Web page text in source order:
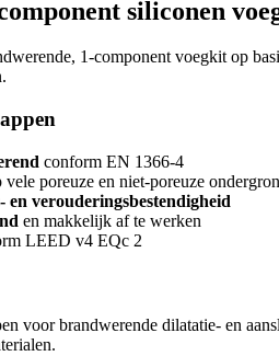
siliconen
1-component voegkit op
conform EN 1366-4
vele poreuze en niet-poreuze
en verouderingsbestendigheid
en makkelijk af te werken
LEED v4 EQc 2
voor brandwerende dilatatie- en